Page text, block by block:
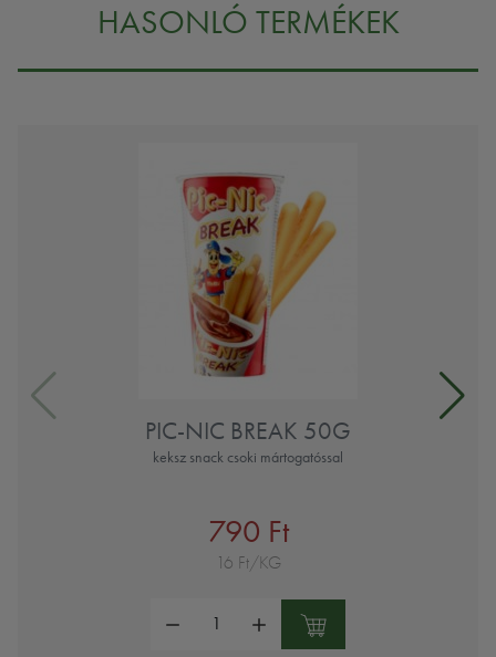
HASONLÓ TERMÉKEK
PIC-NIC BREAK 50G
keksz snack csoki mártogatóssal
790 Ft
16 Ft/KG